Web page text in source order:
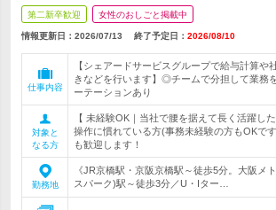
第二新卒歓迎 女性のおしごと掲載中
情報更新日：2026/07/13 終了予定日： 2026/08/10
仕事内容
【シェアードサービスグループで給与計算や
きなどを行います】◎チームで分担して業務
ーテーションあり
対象と
なる方
【 未経験OK｜当社で腰を据えて長く活躍し
操作に慣れている方(事務未経験の方もOKで
も歓迎します！
勤務地
《JR京橋駅・京阪京橋駅～徒歩5分。大阪メ
スパーク)駅～徒歩3分／U・Iター…